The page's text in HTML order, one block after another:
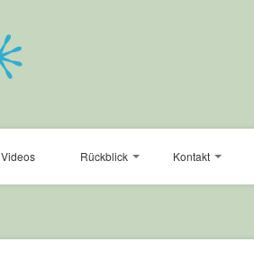
Videos Rückblick Kontakt